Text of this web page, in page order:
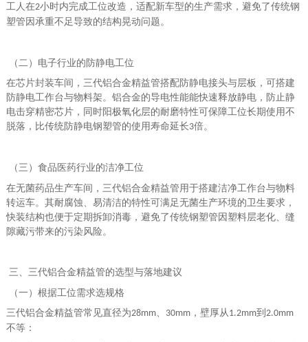
工人在2小时内完成工位改造，适配新车型的生产需求，避免了传统钢
塑管因承重不足导致的结构晃动问题。
（二）电子行业的防静电工位
在芯片封装车间，三代铝合金精益管搭配防静电接头与层板，可搭建
防静电工作台与物料架。铝合金的导电性能能快速释放静电，防止静
电击穿精密芯片，同时阳极氧化层的耐磨特性可保障工位长期使用不
脱落，比传统防静电钢塑管的使用寿命延长3倍。
（三）食品医药行业的洁净工位
在无菌药品生产车间，三代铝合金精益管用于搭建洁净工作台与物料
转运车。其耐腐蚀、易清洁的特性可满足无菌生产环境的卫生要求，
快装结构也便于定期拆卸消毒，避免了传统钢塑管因塑料层老化、缝
隙藏污带来的污染风险。
三、三代铝合金精益管的选型与落地建议
（一）根据工位需求选规格
三代铝合金精益管常见直径为28mm、 30mm，壁厚从1.2mm到 2.0mm
不等：